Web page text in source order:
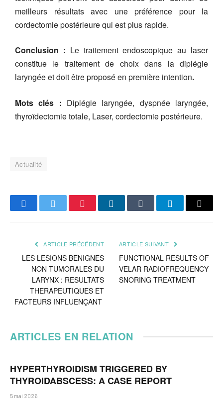
meilleurs résultats avec une préférence pour la
cordectomie postérieure qui est plus rapide.
Conclusion : Le traitement endoscopique au laser
constitue le traitement de choix dans la diplégie
laryngée et doit être proposé en première intention.
Mots clés : Diplégie laryngée, dyspnée laryngée,
thyroïdectomie totale, Laser, cordectomie postérieure.
Actualité
FacebookTwitter PinterestLinkedInTumblrTelegramEmail
ARTICLE PRÉCÉDENT
LES LESIONS BENIGNES
NON TUMORALES DU
LARYNX : RESULTATS
THERAPEUTIQUES ET
FACTEURS INFLUENÇANT
ARTICLE SUIVANT
FUNCTIONAL RESULTS OF
VELAR RADIOFREQUENCY
SNORING TREATMENT
ARTICLES EN RELATION
HYPERTHYROIDISM TRIGGERED BY
THYROIDABSCESS: A CASE REPORT
5 mai 2026